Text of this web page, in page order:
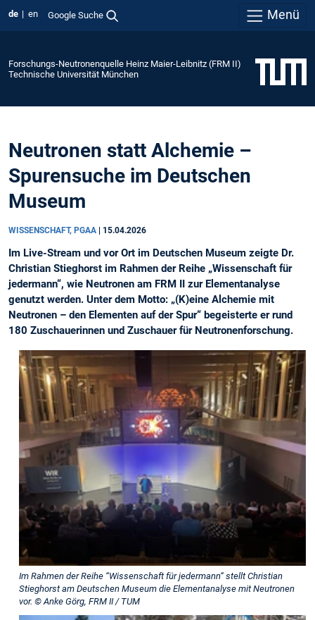
de en Google Suche Menü
Forschungs-Neutronenquelle Heinz Maier-Leibnitz (FRM II)
Technische Universität München
Neutronen statt Alchemie –
Spurensuche im Deutschen
Museum
WISSENSCHAFT, PGAA 15.04.2026
Im Live-Stream und vor Ort im Deutschen Museum zeigte Dr.
Christian Stieghorst im Rahmen der Reihe „Wissenschaft für
jedermann“, wie Neutronen am FRM II zur Elementanalyse
genutzt werden. Unter dem Motto: „(K)eine Alchemie mit
Neutronen – den Elementen auf der Spur“ begeisterte er rund
180 Zuschauerinnen und Zuschauer für Neutronenforschung.
Im Rahmen der Reihe “Wissenschaft für jedermann“ stellt Christian
Stieghorst am Deutschen Museum die Elementanalyse mit Neutronen
vor. © Anke Görg, FRM II / TUM